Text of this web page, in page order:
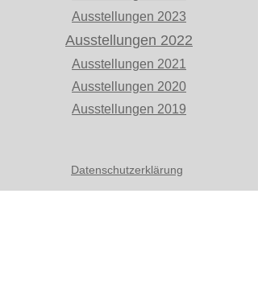
Ausstellungen 2023
Ausstellungen 2022
Ausstellungen 2021
Ausstellungen 2020
Ausstellungen 2019
Datenschutzerklärung
Impressum